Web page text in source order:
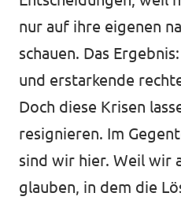
nur auf ihre eigenen
schauen. Das
und erstarkende
Doch diese Krisen
resignieren. Im
sind wir hier. Weil wir
glauben, in dem die